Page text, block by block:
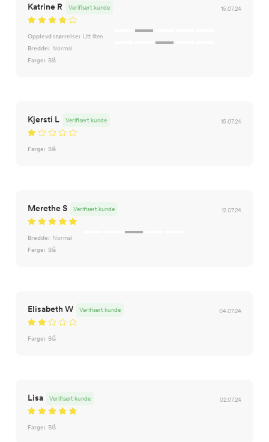
Katrine R 15.07.24
Verifisert kunde
Opplevd størrelse: Litt liten
Bredde: Normal
Farge: Blå
Kjersti L 15.07.24
Verifisert kunde
Farge: Blå
Merethe S 12.07.24
Verifisert kunde
Bredde: Normal
Farge: Blå
Elisabeth W 04.07.24
Verifisert kunde
Farge: Blå
Lisa 02.07.24
Verifisert kunde
Farge: Blå